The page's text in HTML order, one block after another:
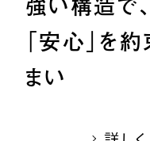
「安心」を
まい